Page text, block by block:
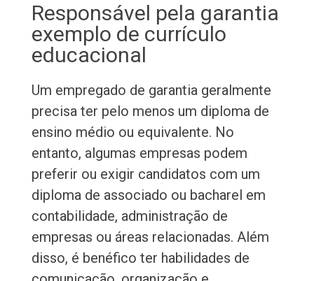
Responsável pela garantia
exemplo de currículo
educacional
Um empregado de garantia geralmente
precisa ter pelo menos um diploma de
ensino médio ou equivalente. No
entanto, algumas empresas podem
preferir ou exigir candidatos com um
diploma de associado ou bacharel em
contabilidade, administração de
empresas ou áreas relacionadas. Além
disso, é benéfico ter habilidades de